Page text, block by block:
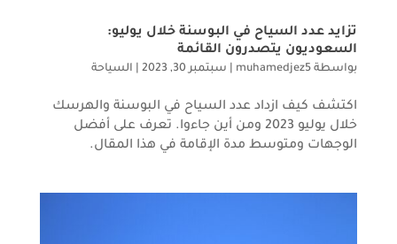
تزايد عدد السياح في البوسنة خلال يوليو:
السعوديون يتصدرون القائمة
بواسطة muhamedjez5 سبتمبر 30, 2023 | السياحة
اكتشف كيف ازداد عدد السياح في البوسنة والهرسك
خلال يوليو 2023 ومن أين جاءوا. تعرف على أفضل
الوجهات ومتوسط مدة الإقامة في هذا المقال.